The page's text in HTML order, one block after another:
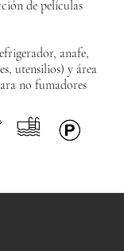
de películas
anafe,
utensilios) y área
no fumadores